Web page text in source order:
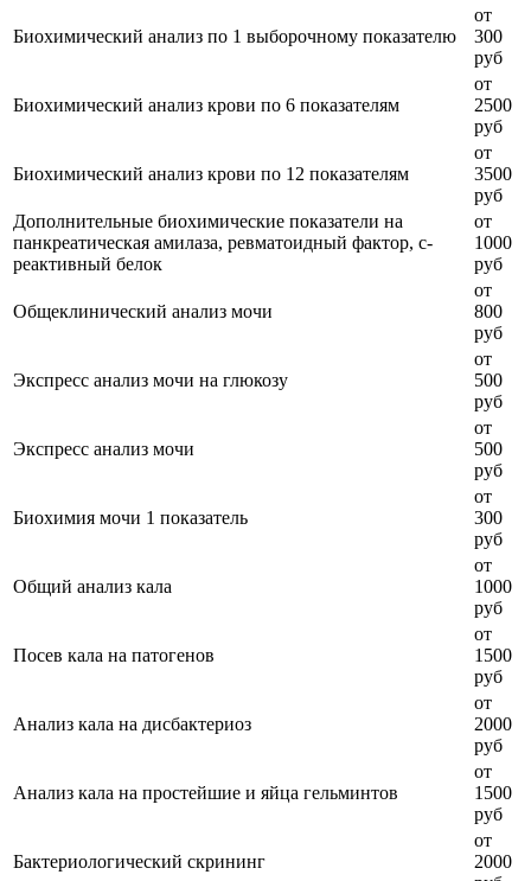
Биохимический анализ по 1 выборочному показателю
от
300
руб
Биохимический анализ крови по 6 показателям
от
2500
руб
Биохимический анализ крови по 12 показателям
от
3500
руб
Дополнительные биохимические показатели на
панкреатическая амилаза, ревматоидный фактор, с-
реактивный белок
от
1000
руб
Общеклинический анализ мочи
от
800
руб
Экспресс анализ мочи на глюкозу
от
500
руб
Экспресс анализ мочи
от
500
руб
Биохимия мочи 1 показатель
от
300
руб
Общий анализ кала
от
1000
руб
Посев кала на патогенов
от
1500
руб
Анализ кала на дисбактериоз
от
2000
руб
Анализ кала на простейшие и яйца гельминтов
от
1500
руб
Бактериологический скрининг
от
2000